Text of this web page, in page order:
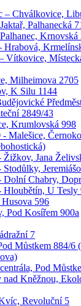
– Chválkovice,
Palhanecká
Krnovská
Hrabová,
Vítkovice,
Milheimova 2705
K Silu 1144
2849/43
Krumlovská 998
- Malešice,
Žižkov, Jana
Stodůlky,
Dolní Chabry,
Hloubětín, U Tesly
596
Pod Kosířem 900a
7
Můstkem 884/6
Pod
nad Kněžnou,
Revoluční 5